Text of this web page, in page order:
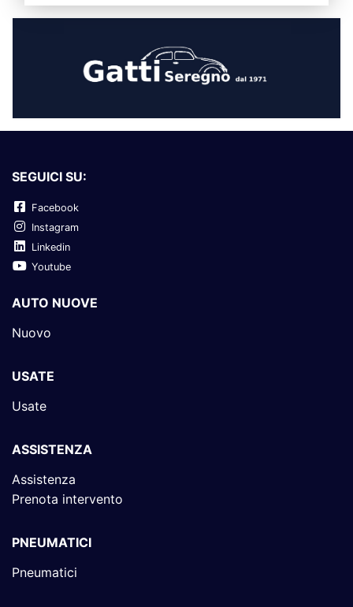
SEGUICI SU:
Facebook
Instagram
Linkedin
Youtube
AUTO NUOVE
Nuovo
USATE
Usate
ASSISTENZA
Assistenza
Prenota intervento
PNEUMATICI
Pneumatici